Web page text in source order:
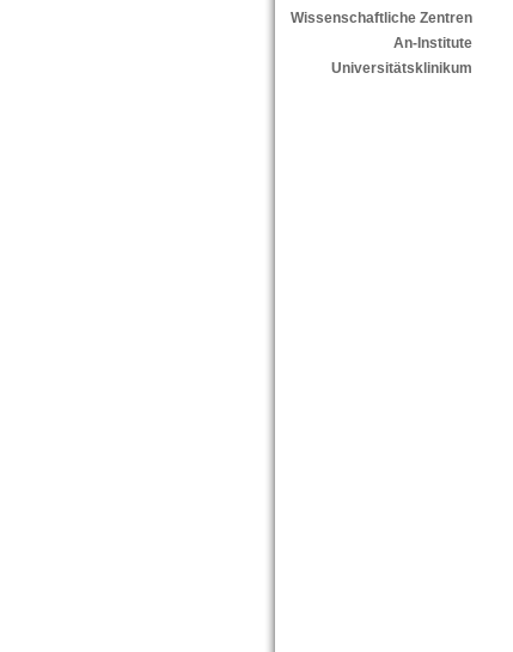
Wissenschaftliche Zentren
An-Institute
Universitätsklinikum